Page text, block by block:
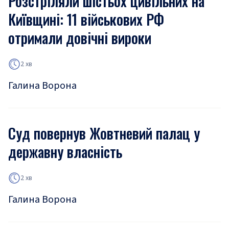
Київщині: 11 військових РФ
отримали довічні вироки
2 хв
Галина Ворона
Суд повернув Жовтневий палац у
державну власність
2 хв
Галина Ворона